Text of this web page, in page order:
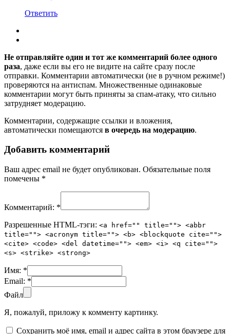
Ответить
Не отправляйте один и тот же комментарий более одного
раза, даже если вы его не видите на сайте сразу после
отправки. Комментарии автоматически (не в ручном режиме!)
проверяются на антиспам. Множественные одинаковые
комментарии могут быть приняты за спам-атаку, что сильно
затрудняет модерацию.
Комментарии, содержащие ссылки и вложения,
автоматически помещаются в очередь на модерацию.
Добавить комментарий
Ваш адрес email не будет опубликован. Обязательные поля
помечены *
Комментарий: *
Разрешенные HTML-тэги: <a href="" title=""> <abbr
title=""> <acronym title=""> <b> <blockquote cite="">
<cite> <code> <del datetime=""> <em> <i> <q cite="">
<s> <strike> <strong>
Имя: *
Email: *
Файл
Я, пожалуй, приложу к комменту картинку.
Сохранить моё имя, email и адрес сайта в этом браузере для